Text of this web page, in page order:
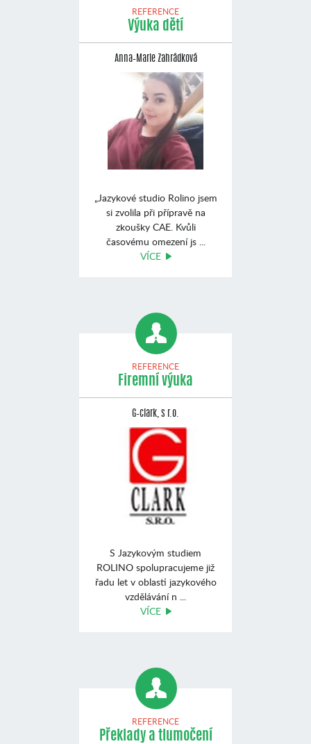
REFERENCE
Výuka dětí
Anna–Marie Zahrádková
„Jazykové studio Rolino jsem
si zvolila při přípravě na
zkoušky CAE. Kvůli
časovému omezení js ...
VÍCE
REFERENCE
Firemní výuka
G–clark, s r.o.
S Jazykovým studiem
ROLINO spolupracujeme již
řadu let v oblasti jazykového
vzdělávání n ...
VÍCE
REFERENCE
Překlady a tlumočení